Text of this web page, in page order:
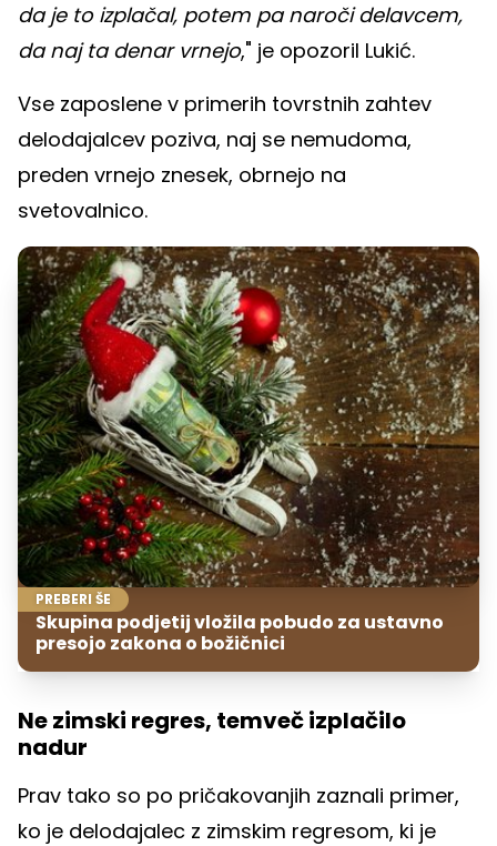
da je to izplačal, potem pa naroči delavcem,
da naj ta denar vrnejo," je opozoril Lukić.
Vse zaposlene v primerih tovrstnih zahtev
delodajalcev poziva, naj se nemudoma,
preden vrnejo znesek, obrnejo na
svetovalnico.
PREBERI ŠE
Skupina podjetij vložila pobudo za ustavno
presojo zakona o božičnici
Ne zimski regres, temveč izplačilo
nadur
Prav tako so po pričakovanjih zaznali primer,
ko je delodajalec z zimskim regresom, ki je